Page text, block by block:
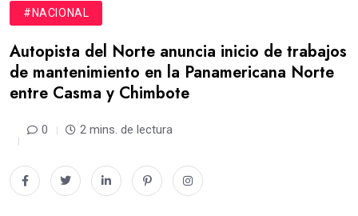
#NACIONAL
Autopista del Norte anuncia inicio de trabajos
de mantenimiento en la Panamericana Norte
entre Casma y Chimbote
0 2 mins. de lectura